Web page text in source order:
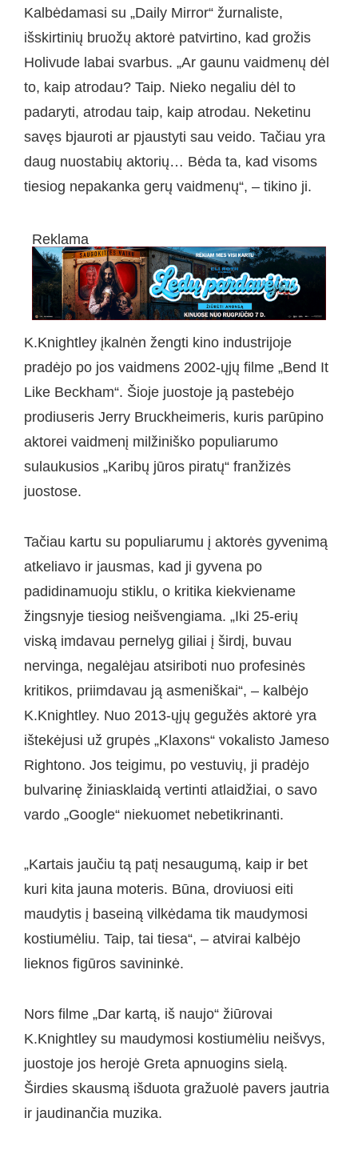
Kalbėdamasi su „Daily Mirror“ žurnaliste,
išskirtinių bruožų aktorė patvirtino, kad grožis
Holivude labai svarbus. „Ar gaunu vaidmenų dėl
to, kaip atrodau? Taip. Nieko negaliu dėl to
padaryti, atrodau taip, kaip atrodau. Neketinu
savęs bjauroti ar pjaustyti sau veido. Tačiau yra
daug nuostabių aktorių… Bėda ta, kad visoms
tiesiog nepakanka gerų vaidmenų“, – tikino ji.
Reklama
K.Knightley įkalnėn žengti kino industrijoje
pradėjo po jos vaidmens 2002-ųjų filme „Bend It
Like Beckham“. Šioje juostoje ją pastebėjo
prodiuseris Jerry Bruckheimeris, kuris parūpino
aktorei vaidmenį milžiniško populiarumo
sulaukusios „Karibų jūros piratų“ franžizės
juostose.
Tačiau kartu su populiarumu į aktorės gyvenimą
atkeliavo ir jausmas, kad ji gyvena po
padidinamuoju stiklu, o kritika kiekviename
žingsnyje tiesiog neišvengiama. „Iki 25-erių
viską imdavau pernelyg giliai į širdį, buvau
nervinga, negalėjau atsiriboti nuo profesinės
kritikos, priimdavau ją asmeniškai“, – kalbėjo
K.Knightley. Nuo 2013-ųjų gegužės aktorė yra
ištekėjusi už grupės „Klaxons“ vokalisto Jameso
Rightono. Jos teigimu, po vestuvių, ji pradėjo
bulvarinę žiniasklaidą vertinti atlaidžiai, o savo
vardo „Google“ niekuomet nebetikrinanti.
„Kartais jaučiu tą patį nesaugumą, kaip ir bet
kuri kita jauna moteris. Būna, droviuosi eiti
maudytis į baseiną vilkėdama tik maudymosi
kostiumėliu. Taip, tai tiesa“, – atvirai kalbėjo
lieknos figūros savininkė.
Nors filme „Dar kartą, iš naujo“ žiūrovai
K.Knightley su maudymosi kostiumėliu neišvys,
juostoje jos herojė Greta apnuogins sielą.
Širdies skausmą išduota gražuolė pavers jautria
ir jaudinančia muzika.